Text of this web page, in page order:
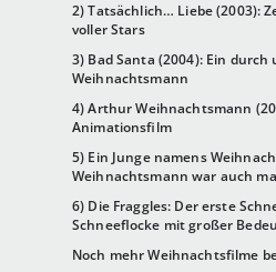
2) Tatsächlich… Liebe (2003):
voller Stars
3) Bad Santa (2004): Ein
Weihnachtsmann
4) Arthur Weihnachtsmann
Animationsfilm
5) Ein Junge namens
Weihnachtsmann war auch
6) Die Fraggles: Der erste
Schneeflocke mit großer
Noch mehr Weihnachtsfilme